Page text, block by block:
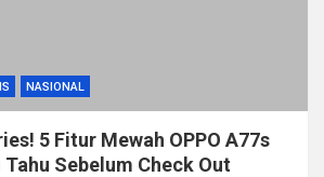
NASIONAL
5 Fitur Mewah OPPO A77s
Tahu Sebelum Check Out